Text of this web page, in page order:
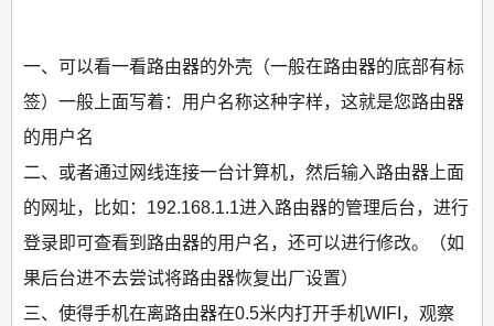
一、可以看一看路由器的外壳（一般在路由器的底部有标
签）一般上面写着：用户名称这种字样，这就是您路由器
的用户名
二、或者通过网线连接一台计算机，然后输入路由器上面
的网址，比如：192.168.1.1进入路由器的管理后台，进行
登录即可查看到路由器的用户名，还可以进行修改。（如
果后台进不去尝试将路由器恢复出厂设置）
三、使得手机在离路由器在0.5米内打开手机WIFI，观察